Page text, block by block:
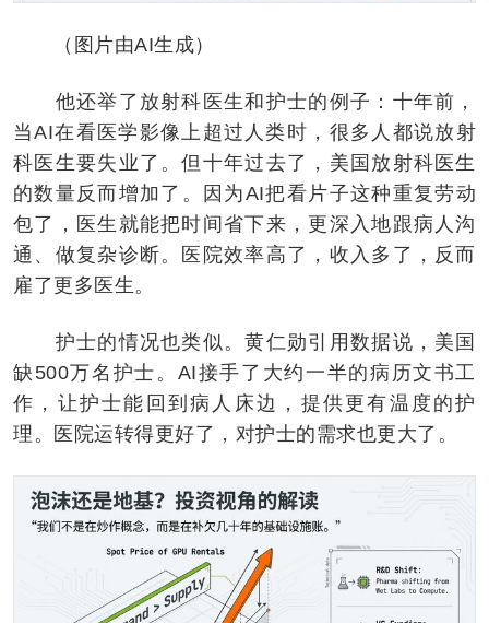
（图片由AI生成）
他还举了放射科医生和护士的例子：十年前，
当AI在看医学影像上超过人类时，很多人都说放射
科医生要失业了。但十年过去了，美国放射科医生
的数量反而增加了。因为AI把看片子这种重复劳动
包了，医生就能把时间省下来，更深入地跟病人沟
通、做复杂诊断。医院效率高了，收入多了，反而
雇了更多医生。
护士的情况也类似。黄仁勋引用数据说，美国
缺500万名护士。AI接手了大约一半的病历文书工
作，让护士能回到病人床边，提供更有温度的护
理。医院运转得更好了，对护士的需求也更大了。